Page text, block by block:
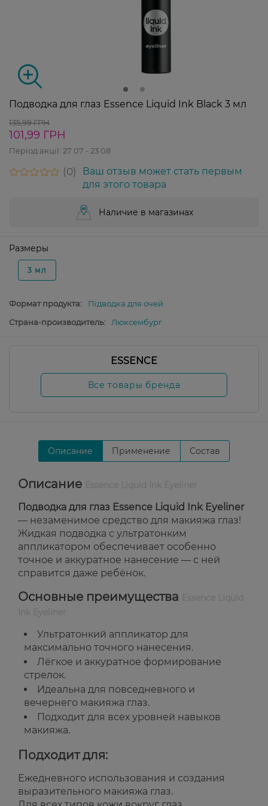
Подводка для глаз Essence Liquid Ink Black 3 мл
135,99 ГРН
101,99 ГРН
Період акції: 27 07 - 23 08
0
Ваш отзыв может стать первым
для этого товара
Наличие в магазинах
Размеры
3 мл
Формат продукта:
Підводка для очей
Страна-производитель:
Люксембург
ESSENCE
Все товары бренда
Описание Применение Состав
Описание
Подводка для глаз Essence Liquid Ink Eyeliner
— незаменимое средство для макияжа глаз!
Жидкая подводка с ультратонким
аппликатором обеспечивает особенно
точное и аккуратное нанесение — с ней
справится даже ребёнок.
Основные преимущества
Ультратонкий аппликатор для
максимально точного нанесения.
Лёгкое и аккуратное формирование
стрелок.
Идеальна для повседневного и
вечернего макияжа глаз.
Подходит для всех уровней навыков
макияжа.
Подходит для:
Ежедневного использования и создания
выразительного макияжа глаз.